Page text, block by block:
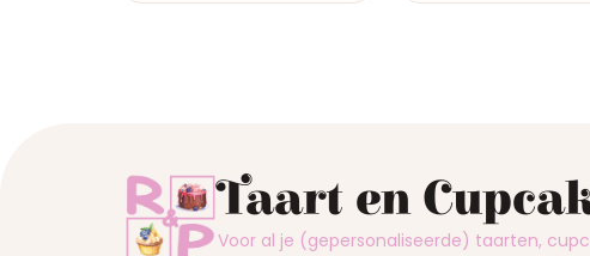
Taart en
Voor al je (gepersonaliseerde) taarten,